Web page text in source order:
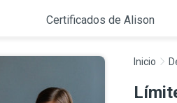
Certificados de Alison
Inicio